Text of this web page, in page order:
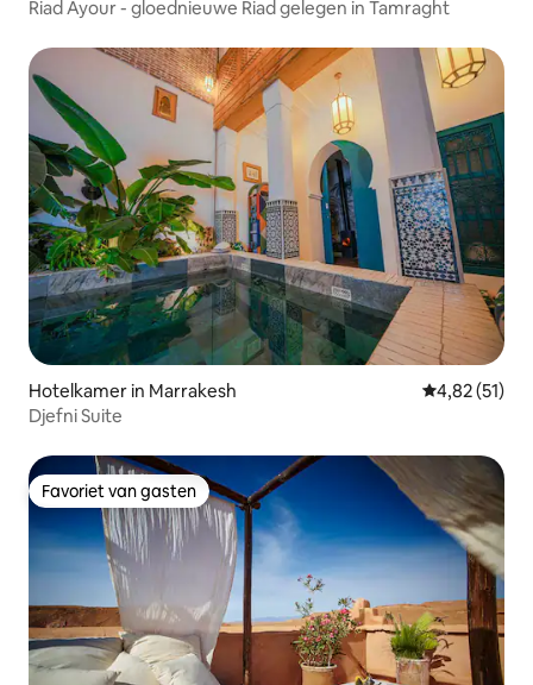
Riad Ayour - gloednieuwe Riad gelegen in Tamraght
Hotelkamer in Marrakesh Gemiddelde
4,82 (51)
Djefni Suite
Favoriet van gasten
Favoriet van gasten